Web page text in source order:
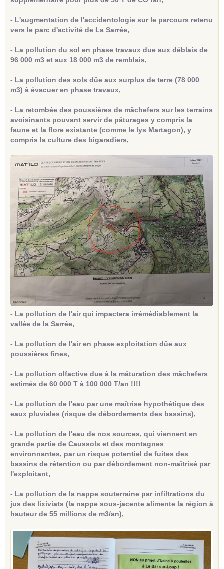
- L'augmentation de l'accidentologie sur le parcours retenu
vers le parc d'activité de La Sarrée,
- La pollution du sol en phase travaux due aux déblais de
96 000 m3 et aux 18 000 m3 de remblais,
- La pollution des sols dûe aux surplus de terre (78 000
m3) à évacuer en phase travaux,
- La retombée des poussières de mâchefers sur les terrains
avoisinants pouvant servir de pâturages y compris la
faune et la flore existante (comme le lys Martagon), y
compris la culture des bigaradiers,
- La pollution de l'air qui impactera irrémédiablement la
vallée de la Sarrée,
- La pollution de l'air en phase exploitation dûe aux
poussières fines,
- La pollution olfactive due à la mâturation des mâchefers
estimés de 60 000 T à 100 000 T/an !!!!
- La pollution de l'eau par une maîtrise hypothétique des
eaux pluviales (risque de débordements des bassins),
- La pollution de l'eau de nos sources, qui viennent en
grande partie de Caussols et des montagnes
environnantes, par un risque potentiel de fuites des
bassins de rétention ou par débordement non-maîtrisé par
l'exploitant,
- La pollution de la nappe souterraine par infiltrations du
jus des lixiviats (la nappe sous-jacente alimente la région à
hauteur de 55 millions de m3/an),